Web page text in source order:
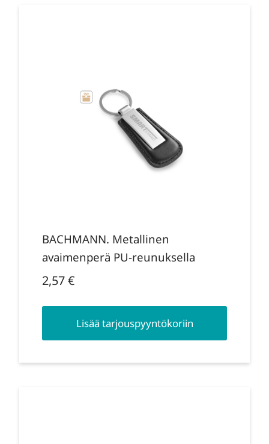
BACHMANN. Metallinen
avaimenperä PU-reunuksella
2,57€
Lisää tarjouspyyntökoriin